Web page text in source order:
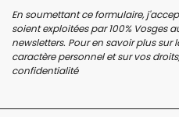
En soumettant ce formulaire,
soient exploitées par 100% Vosges
newsletters. Pour en savoir plus
caractère personnel et sur vos
confidentialité